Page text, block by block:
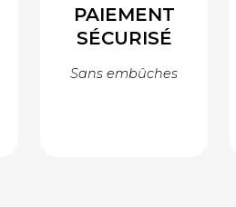
PAIEMENT
SÉCURISÉ
Sans embûches